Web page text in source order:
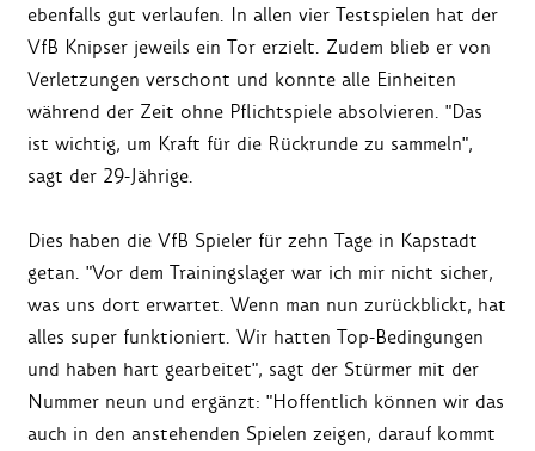
ebenfalls gut verlaufen. In allen vier Testspielen hat der
VfB Knipser jeweils ein Tor erzielt. Zudem blieb er von
Verletzungen verschont und konnte alle Einheiten
während der Zeit ohne Pflichtspiele absolvieren. "Das
ist wichtig, um Kraft für die Rückrunde zu sammeln",
sagt der 29-Jährige.
Dies haben die VfB Spieler für zehn Tage in Kapstadt
getan. "Vor dem Trainingslager war ich mir nicht sicher,
was uns dort erwartet. Wenn man nun zurückblickt, hat
alles super funktioniert. Wir hatten Top-Bedingungen
und haben hart gearbeitet", sagt der Stürmer mit der
Nummer neun und ergänzt: "Hoffentlich können wir das
auch in den anstehenden Spielen zeigen, darauf kommt